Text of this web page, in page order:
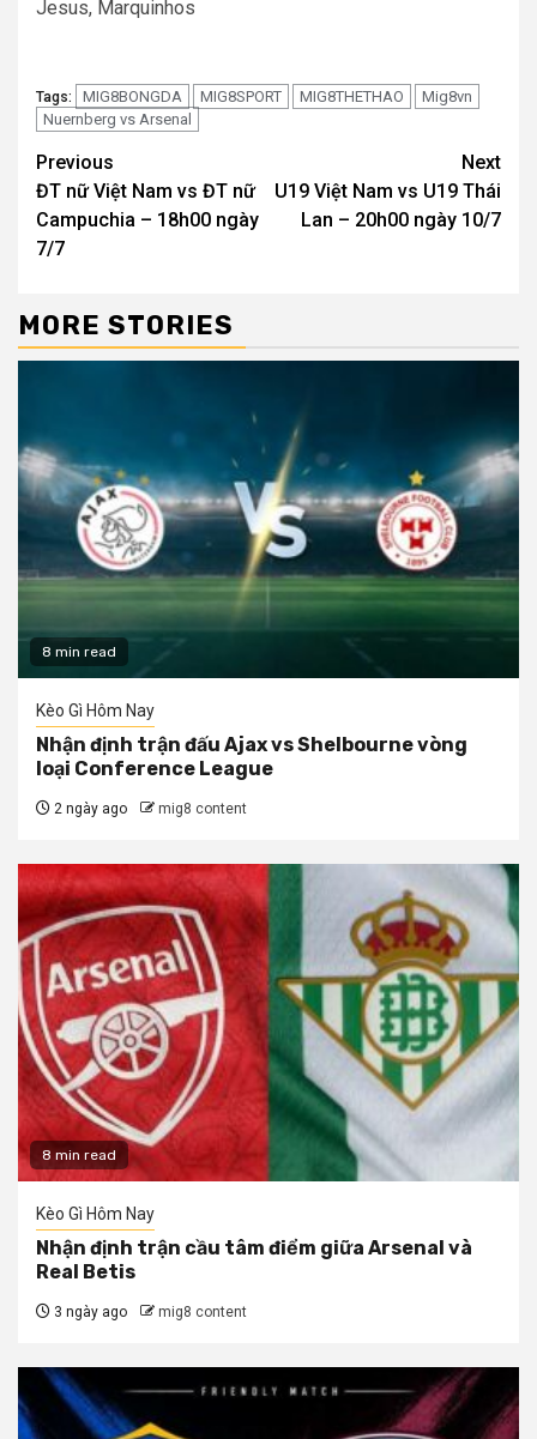
Jesus, Marquinhos
Tags: MIG8BONGDA MIG8SPORT MIG8THETHAO
Mig8vn
Nuernberg vs Arsenal
Continue
Reading
Previous
ĐT nữ Việt Nam vs ĐT nữ
Campuchia – 18h00 ngày
7/7
Next
U19 Việt Nam vs U19 Thái
Lan – 20h00 ngày 10/7
MORE STORIES
8 min read
Kèo Gì Hôm Nay
Nhận định trận đấu Ajax vs Shelbourne vòng
loại Conference League
2 ngày ago mig8 content
8 min read
Kèo Gì Hôm Nay
Nhận định trận cầu tâm điểm giữa Arsenal và
Real Betis
3 ngày ago mig8 content